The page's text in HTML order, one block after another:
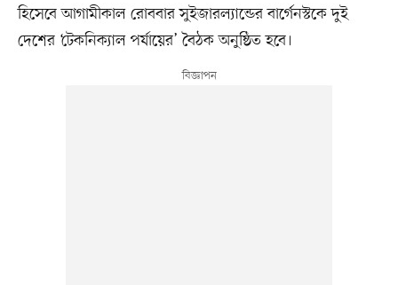
হিসেবে আগামীকাল রোববার সুইজারল্যান্ডের বার্গেনস্টকে দুই
দেশের ‘টেকনিক্যাল পর্যায়ের’ বৈঠক অনুষ্ঠিত হবে।